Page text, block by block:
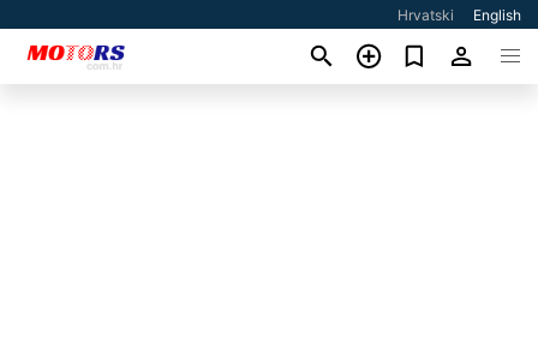
Hrvatski English